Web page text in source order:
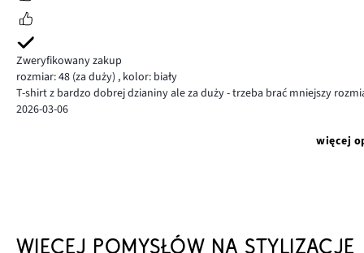
Zweryfikowany zakup
rozmiar: 48 (za duży) , kolor: biały
T-shirt z bardzo dobrej dzianiny ale za duży - trzeba brać mniejszy
2026-03-06
więcej
WIĘCEJ POMYSŁÓW NA STYLIZACJE